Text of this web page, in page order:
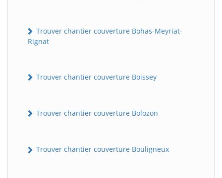
Trouver chantier couverture Bohas-Meyriat-
Rignat
Trouver chantier couverture Boissey
Trouver chantier couverture Bolozon
Trouver chantier couverture Bouligneux